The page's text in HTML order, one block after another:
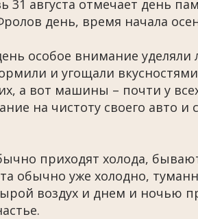
31 августа отмечает день
день, время начала
особое внимание уделяли
и угощали
а вот машины – почти у
на чистоту своего авто и
приходят холода,
обычно уже холодно,
воздух и днем и ночью